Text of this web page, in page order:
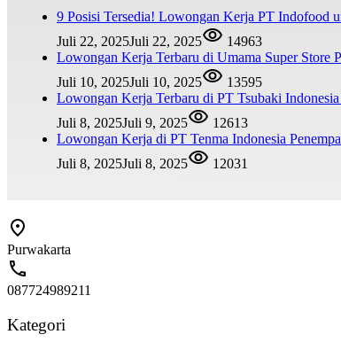
9 Posisi Tersedia! Lowongan Kerja PT Indofood
Juli 22, 2025Juli 22, 2025
14963
Lowongan Kerja Terbaru di Umama Super
Juli 10, 2025Juli 10, 2025
13595
Lowongan Kerja Terbaru di PT Tsubaki
Juli 8, 2025Juli 9, 2025
12613
Lowongan Kerja di PT Tenma Indonesia
Juli 8, 2025Juli 8, 2025 12031
Purwakarta
087724989211
Kategori